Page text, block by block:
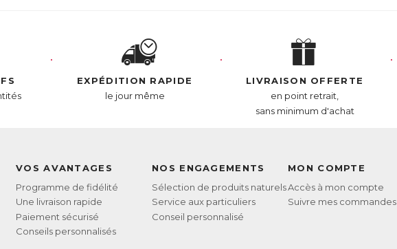
EXPÉDITION RAPIDE
le jour même
LIVRAISON OFFERTE
en point retrait,
sans minimum d'achat
VOS AVANTAGES
Programme de fidélité
Une livraison rapide
Paiement sécurisé
Conseils personnalisés
NOS ENGAGEMENTS
Sélection de produits naturels
Service aux particuliers
Conseil personnalisé
MON COMPTE
Accès à mon compte
Suivre mes commandes